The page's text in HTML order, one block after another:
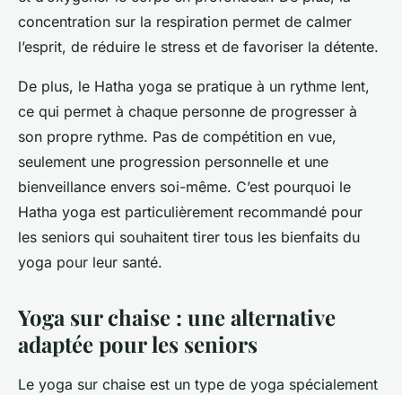
concentration sur la respiration permet de calmer
l’esprit, de réduire le stress et de favoriser la détente.
De plus, le Hatha yoga se pratique à un rythme lent,
ce qui permet à chaque personne de progresser à
son propre rythme. Pas de compétition en vue,
seulement une progression personnelle et une
bienveillance envers soi-même. C’est pourquoi le
Hatha yoga est particulièrement recommandé pour
les seniors qui souhaitent tirer tous les bienfaits du
yoga pour leur santé.
Yoga sur chaise : une alternative
adaptée pour les seniors
Le yoga sur chaise est un type de yoga spécialement